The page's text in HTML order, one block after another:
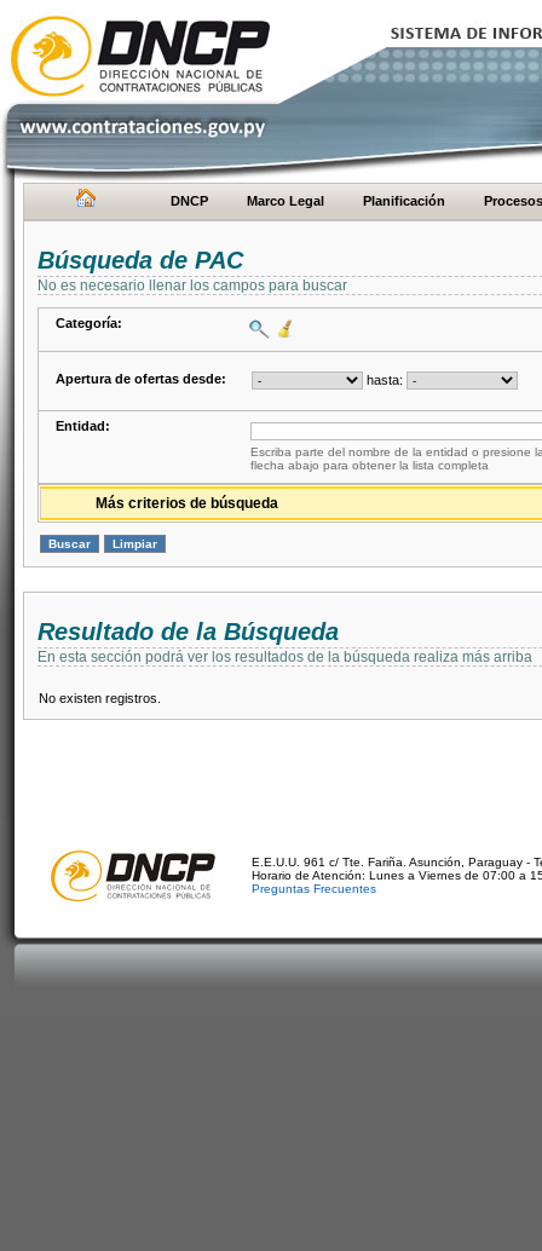
DNCP Marco Legal Planificación Procesos
Búsqueda de PAC
No es necesario llenar los campos para buscar
Categoría:
Apertura de ofertas desde: hasta:
Entidad:
Escriba parte del nombre de la entidad o presione
flecha abajo para obtener la lista completa
Más criterios de búsqueda
Resultado de la Búsqueda
En esta sección podrá ver los resultados de la búsqueda realiza más arriba
No existen registros.
E.E.U.U. 961 c/ Tte. Fariña. Asunción, Paraguay -
Horario de Atención: Lunes a Viernes de 07:00 a
Preguntas Frecuentes